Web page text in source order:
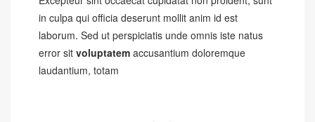
in culpa qui officia deserunt mollit anim id est
laborum. Sed ut perspiciatis unde omnis iste natus
error sit voluptatem accusantium doloremque
laudantium, totam